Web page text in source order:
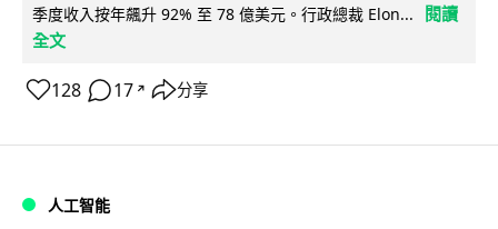
季度收入按年飆升 92% 至 78 億美元。行政總裁 Elon...
閱讀
全文
128 17 ↗ 分享
人工智能